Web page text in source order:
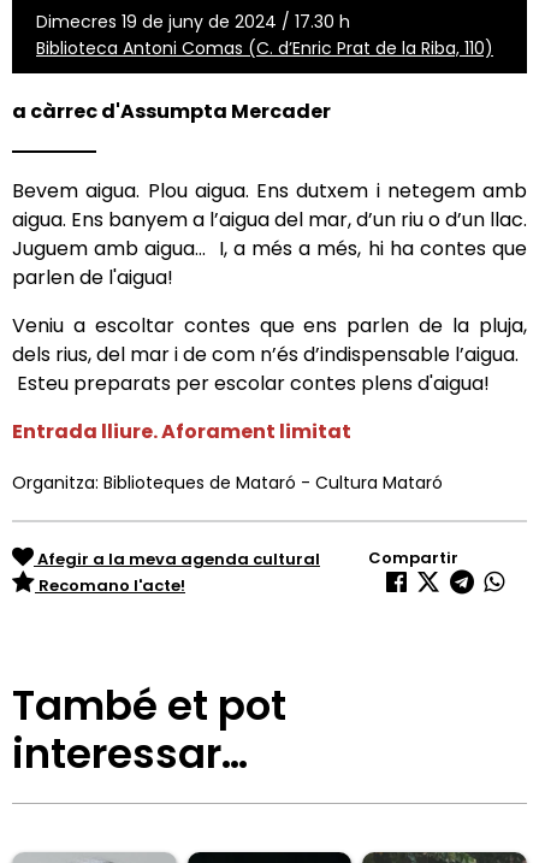
Dimecres 19 de juny de 2024 / 17.30 h
Biblioteca Antoni Comas (C. d’Enric Prat de la Riba, 110)
a càrrec d'Assumpta Mercader
Bevem aigua. Plou aigua. Ens dutxem i netegem amb
aigua. Ens banyem a l’aigua del mar, d’un riu o d’un llac.
Juguem amb aigua... I, a més a més, hi ha contes que
parlen de l'aigua!
Veniu a escoltar contes que ens parlen de la pluja,
dels rius, del mar i de com n’és d’indispensable l’aigua.
Esteu preparats per escolar contes plens d'aigua!
Entrada lliure. Aforament limitat
Organitza: Biblioteques de Mataró - Cultura Mataró
Afegir a la meva agenda cultural
Recomano l'acte!
Compartir
També et pot
interessar…